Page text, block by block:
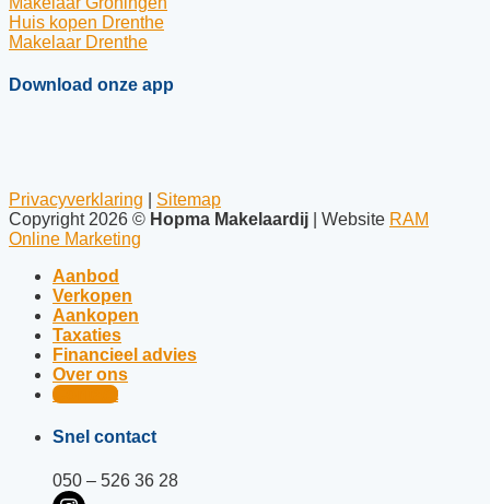
Huis kopen Drenthe
Makelaar Drenthe
Download onze app
Privacyverklaring
Sitemap
Copyright 2026 © Hopma Makelaardij | Website RAM
Online Marketing
Aanbod
Verkopen
Aankopen
Taxaties
Financieel advies
Over ons
Contact
Snel contact
050 – 526 36 28